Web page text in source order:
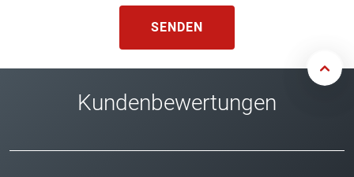
SENDEN
Kundenbewertungen